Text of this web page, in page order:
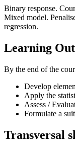
Binary response.
Mixed model.
regression.
Learning
By the end of the
Develop
Apply the
Assess /
Formulate a
Transversal